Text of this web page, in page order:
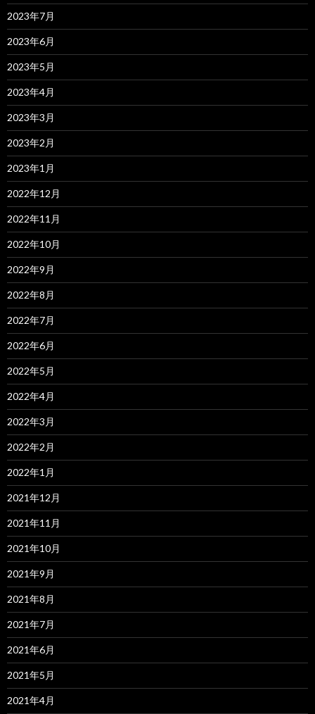
2023年7月
2023年6月
2023年5月
2023年4月
2023年3月
2023年2月
2023年1月
2022年12月
2022年11月
2022年10月
2022年9月
2022年8月
2022年7月
2022年6月
2022年5月
2022年4月
2022年3月
2022年2月
2022年1月
2021年12月
2021年11月
2021年10月
2021年9月
2021年8月
2021年7月
2021年6月
2021年5月
2021年4月